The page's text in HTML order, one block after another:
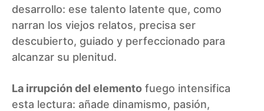
desarrollo: ese talento latente que, como
narran los viejos relatos, precisa ser
descubierto, guiado y perfeccionado para
alcanzar su plenitud.
La irrupción del elemento fuego intensifica
esta lectura: añade dinamismo, pasión,